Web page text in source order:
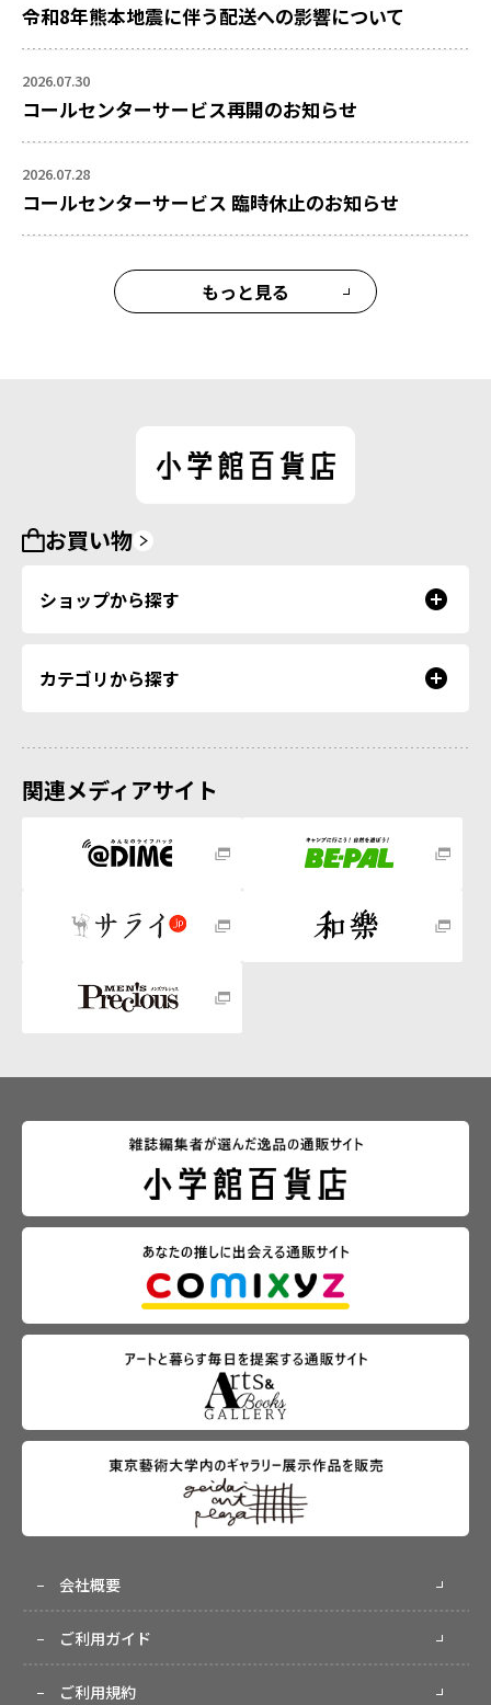
令和8年熊本地震に伴う配送への影響について
2026.07.30
コールセンターサービス再開のお知らせ
2026.07.28
コールセンターサービス 臨時休止のお知らせ
もっと見る
お買い物
ショップから探す
カテゴリから探す
関連メディアサイト
会社概要
ご利用ガイド
ご利用規約